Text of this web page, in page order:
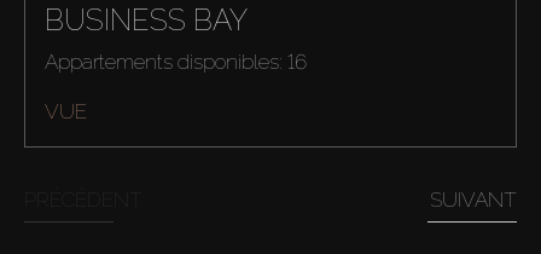
BUSINESS BAY
Appartements disponibles: 16
VUE
SUIVANT